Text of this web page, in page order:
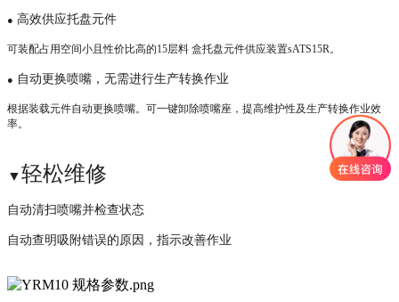
● 高效供应托盘元件
可装配占用空间小且性价比高的15层料 盒托盘元件供应装置sATS15R。
● 自动更换喷嘴，无需进行生产转换作业
根据装载元件自动更换喷嘴。可一键卸除喷嘴座，提高维护性及生产转换作业效
率。
▼轻松维修
自动清扫喷嘴并检查状态
自动查明吸附错误的原因，指示改善作业